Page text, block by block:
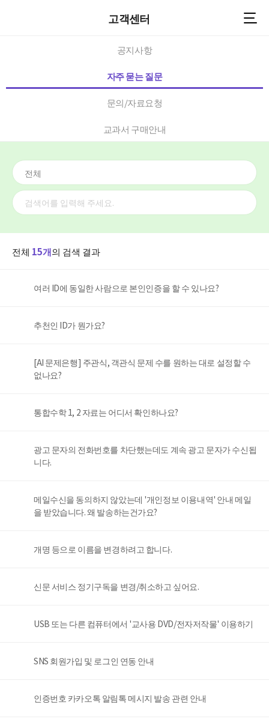
고객센터
공지사항
자주 묻는 질문
문의/자료요청
교과서 구매안내
검
색
어
력
색
기
전체 15개의 검색 결과
여러 ID에 동일한 사람으로 본인인증을 할 수 있나요?
추천인 ID가 뭔가요?
[AI 문제은행] 주관식, 객관식 문제 수를 원하는 대로 설정할 수
없나요?
통합수학 1, 2 자료는 어디서 확인하나요?
광고 문자의 전화번호를 차단했는데도 계속 광고 문자가 수신됩
니다.
메일수신을 동의하지 않았는데 '개인정보 이용내역' 안내 메일
을 받았습니다. 왜 발송하는건가요?
개명 등으로 이름을 변경하려고 합니다.
신문 서비스 정기구독을 변경/취소하고 싶어요.
USB 또는 다른 컴퓨터에서 '교사용 DVD/전자저작물' 이용하기
SNS 회원가입 및 로그인 연동 안내
인증번호 카카오톡 알림톡 메시지 발송 관련 안내